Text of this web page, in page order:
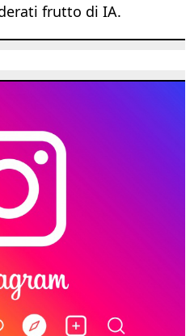
frutto di IA.